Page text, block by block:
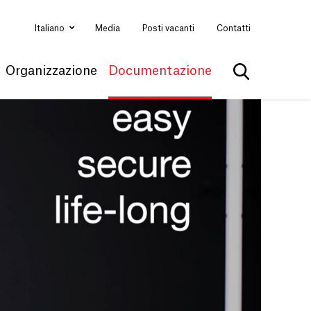
Italiano Media Posti vacanti Contatti
Organizzazione Documentazione
Mostra la